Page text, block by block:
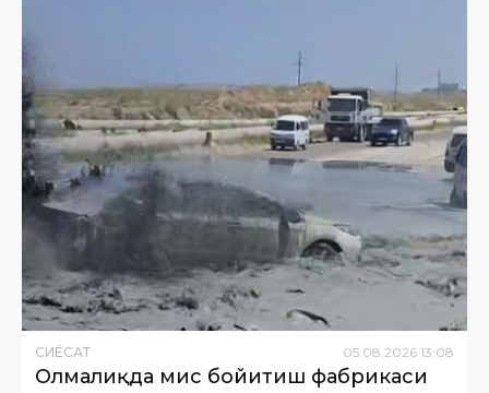
СИËСАТ 05 08 2026 13:08
Олмалиқда мис бойитиш фабрикаси